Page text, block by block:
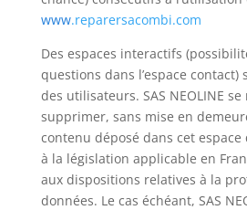
www.reparersacombi.com
Des espaces interactifs
questions dans l’espace
des utilisateurs. SAS NEOLINE
supprimer, sans mise en
contenu déposé dans cet
à la législation applicable en
aux dispositions relatives à la
données. Le cas échéant, SAS